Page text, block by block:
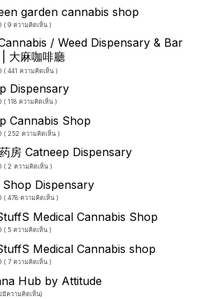
garden cannabis shop
( 9 ความคิดเห็น )
/ Weed Dispensary & Bar
大麻咖啡廳
( 441 ความคิดเห็น )
Dispensary
( 118 ความคิดเห็น )
Cannabis Shop
( 252 ความคิดเห็น )
房 Catneep Dispensary
( 2 ความคิดเห็น )
Dispensary
( 478 ความคิดเห็น )
Medical Cannabis Shop
( 5 ความคิดเห็น )
Medical Cannabis shop
( 7 ความคิดเห็น )
Hub by Attitude
มีความคิดเห็น)